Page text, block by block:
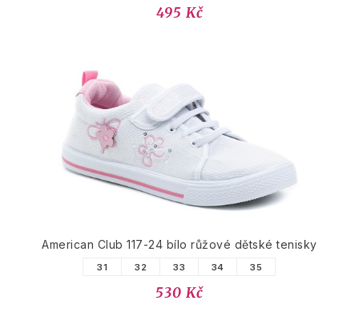
495 Kč
American Club 117-24 bílo růžové dětské tenisky
31 32 33 34 35
530 Kč